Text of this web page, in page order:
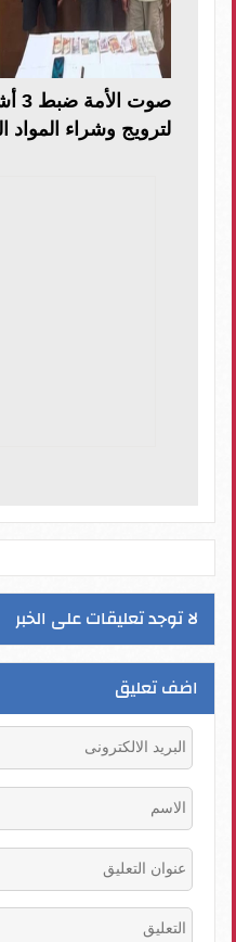
لترويج وشراء المواد
لا توجد تعليقات على الخبر
اضف تعليق